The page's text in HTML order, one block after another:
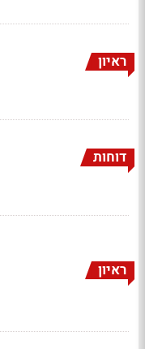
ראיון
דוחות
ראיון